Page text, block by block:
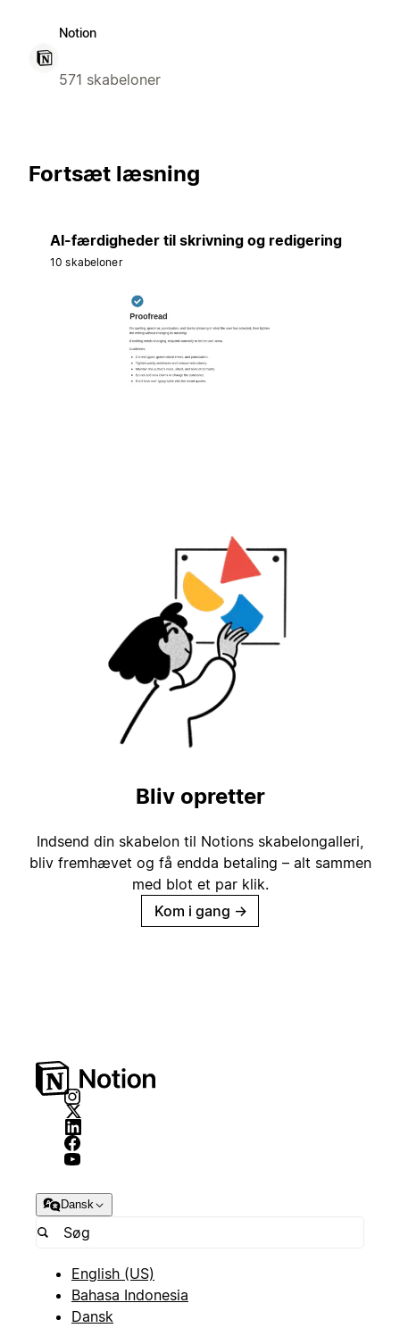
Notion
571 skabeloner
Fortsæt læsning
AI-færdigheder til skrivning og redigering
10 skabeloner
Bliv opretter
Indsend din skabelon til Notions skabelongalleri,
bliv fremhævet og få endda betaling – alt sammen
med blot et par klik.
Kom i gang →
Dansk
English (US)
Bahasa Indonesia
Dansk